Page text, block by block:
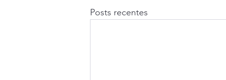
Posts recentes